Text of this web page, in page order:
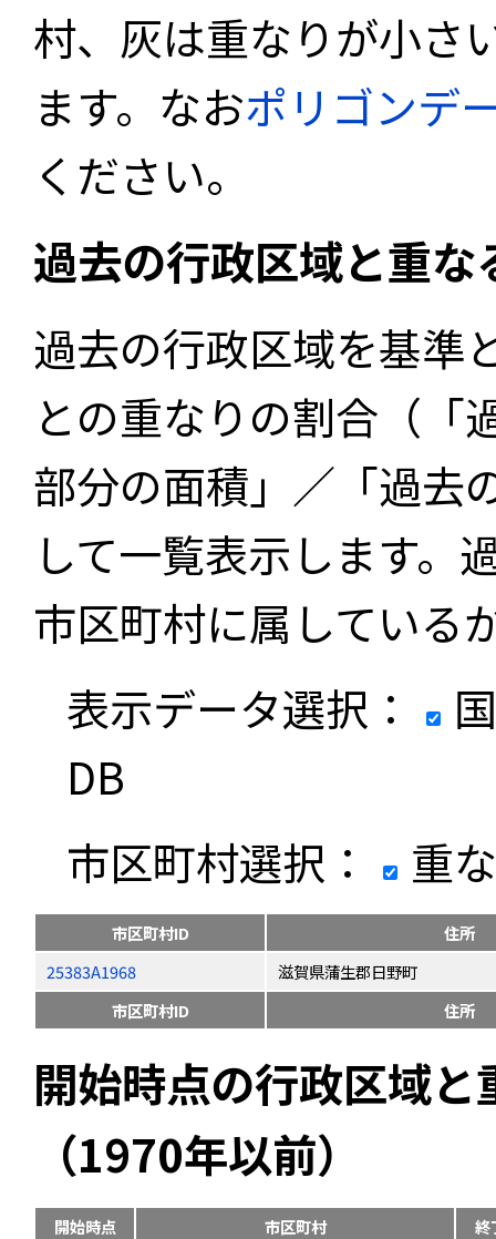
村、灰は重なりが小さ
ます。なおポリゴンデ
ください。
過去の行政区域と重
過去の行政区域を基準
との重なりの割合（「
部分の面積」／「過去
して一覧表示します。
市区町村に属している
表示データ選択：
DB
市区町村選択：
重
市区町村ID
住所
25383A1968
滋賀県蒲生郡日野町
市区町村ID
住所
開始時点の行政区域
（1970年以前）
開始時点 市区町村
終